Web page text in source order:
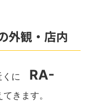
外観・店内
くに RA-
きます。